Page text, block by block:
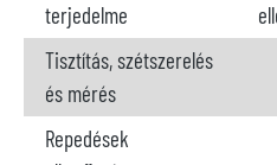
terjedelme
Tisztítás, szétszerelés
és mérés
Repedések